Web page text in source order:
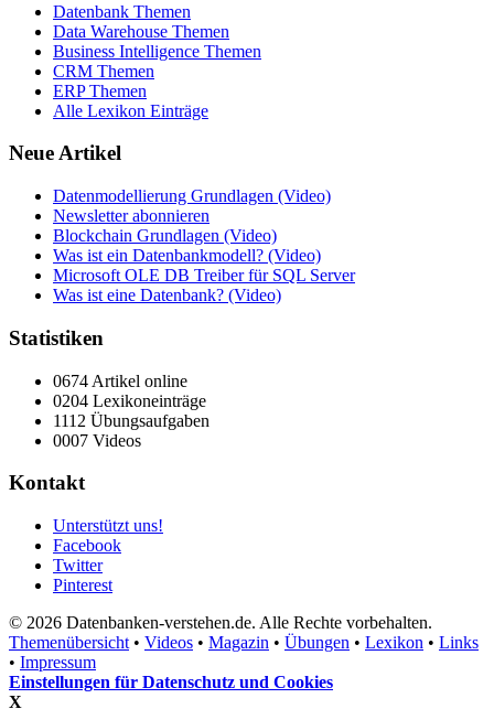
Datenbank Themen
Data Warehouse Themen
Business Intelligence Themen
CRM Themen
ERP Themen
Alle Lexikon Einträge
Neue Artikel
Datenmodellierung Grundlagen (Video)
Newsletter abonnieren
Blockchain Grundlagen (Video)
Was ist ein Datenbankmodell? (Video)
Microsoft OLE DB Treiber für SQL Server
Was ist eine Datenbank? (Video)
Statistiken
0674 Artikel online
0204 Lexikoneinträge
1112 Übungsaufgaben
0007 Videos
Kontakt
Unterstützt uns!
Facebook
Twitter
Pinterest
© 2026 Datenbanken-verstehen.de. Alle Rechte vorbehalten.
Themenübersicht • Videos • Magazin • Übungen • Lexikon • Links
• Impressum
Einstellungen für Datenschutz und Cookies
X